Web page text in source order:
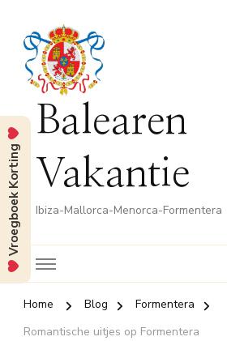
Balearen
Vakantie
Ibiza-Mallorca-Menorca-Formentera
Home Blog
Formentera
Romantische uitjes op Formentera
Vroegboek Korting